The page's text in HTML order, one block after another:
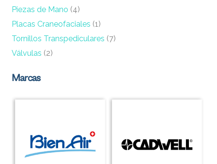
Piezas de Mano (4)
Placas Craneofaciales (1)
Tornillos Transpediculares (7)
Válvulas (2)
Marcas